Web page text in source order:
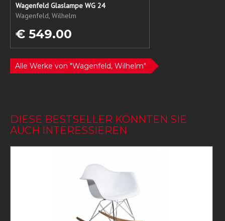
Wagenfeld Glaslampe WG 24
Wagenfeld, Wilhelm
€ 549.00
Alle Werke von "Wagenfeld, Wilhelm"
DIESE BESTSELLER KÖNNTEN SIE
AUCH INTERESSIEREN